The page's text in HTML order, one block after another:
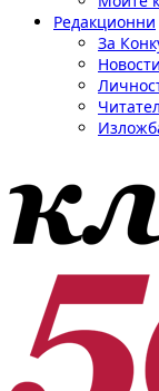
Редакционни
За
Новости